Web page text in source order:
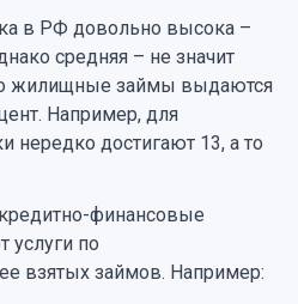
в РФ довольно высока –
средняя – не значит
жилищные займы выдаются
Например, для
нередко достигают 13, а то
финансовые
услуги по
взятых займов. Например: